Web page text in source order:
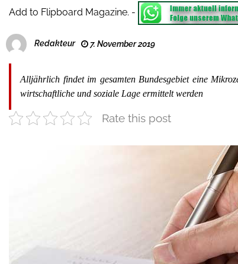
Add to Flipboard Magazine. -
Redakteur 7. November 2019
Alljährlich findet im gesamten Bundesgebiet eine
wirtschaftliche und soziale Lage ermittelt werden
Rate this post